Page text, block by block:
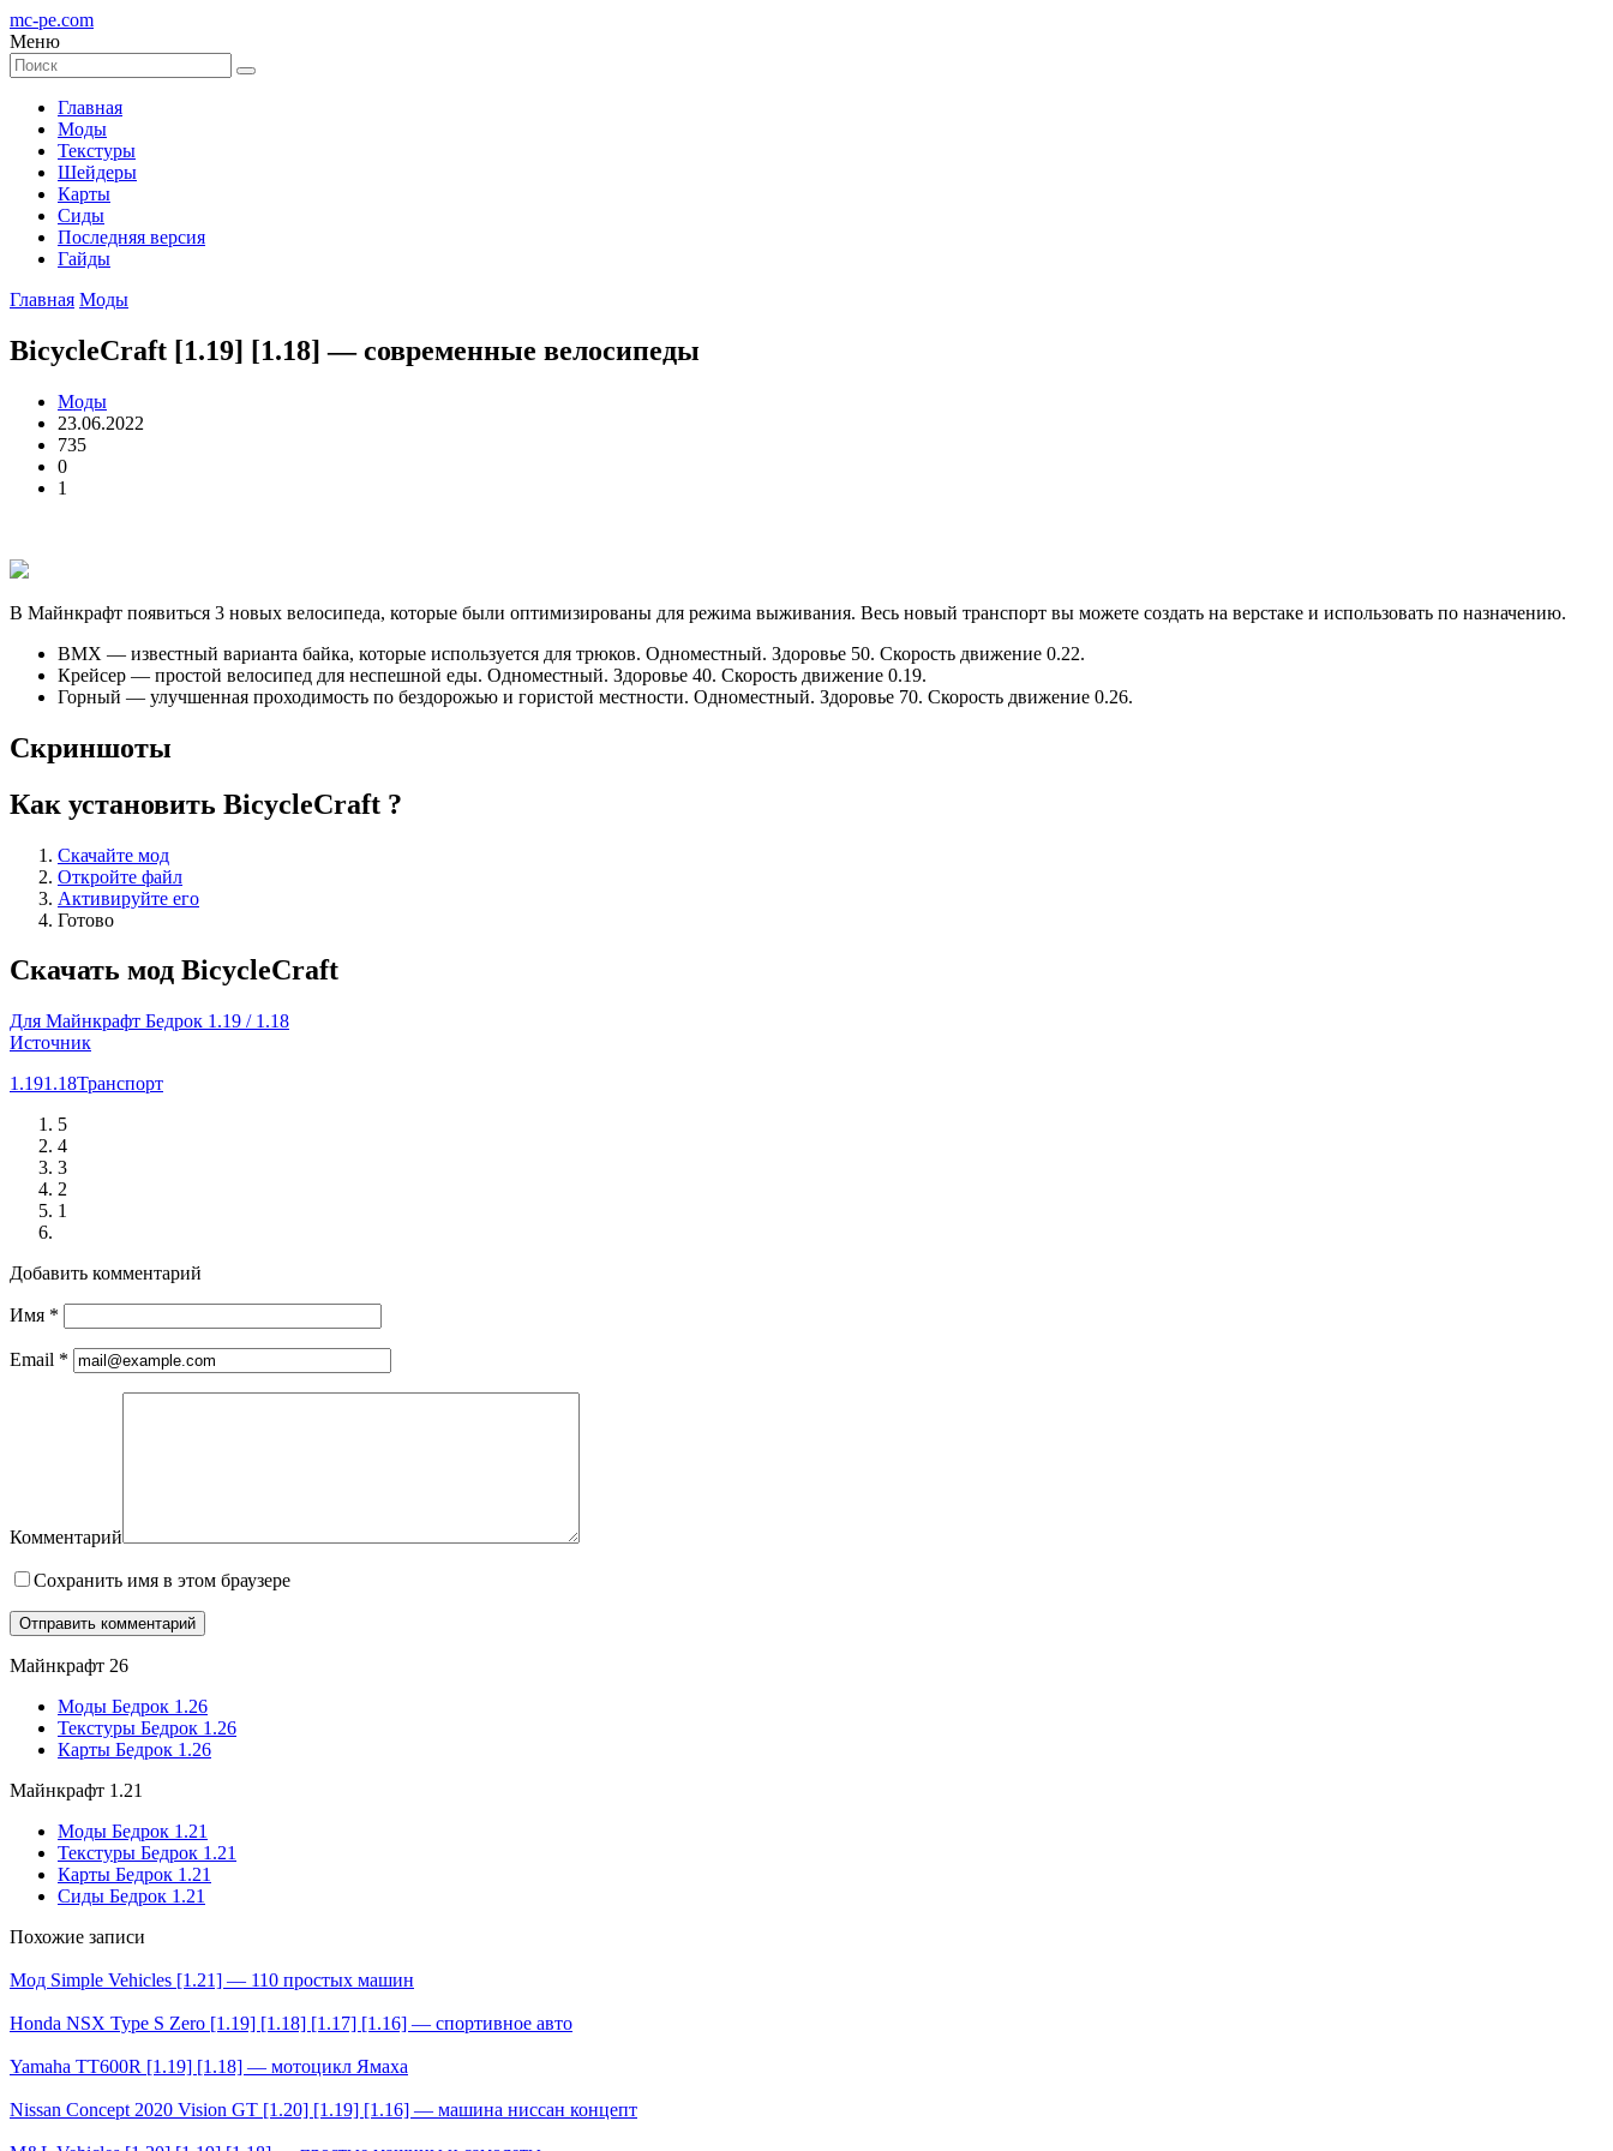
mc-pe.com
Меню
Главная
Моды
Текстуры
Шейдеры
Карты
Сиды
Последняя версия
Гайды
Главная Моды
BicycleCraft [1.19] [1.18] — современные велосипеды
Моды
23.06.2022
735
0
1
В Майнкрафт появиться 3 новых велосипеда, которые были оптимизированы для режима выживания. Весь новый транспорт вы можете создать на верстаке и использовать по назначению.
BMX — известный варианта байка, которые используется для трюков. Одноместный. Здоровье 50. Скорость движение 0.22.
Крейсер — простой велосипед для неспешной еды. Одноместный. Здоровье 40. Скорость движение 0.19.
Горный — улучшенная проходимость по бездорожью и гористой местности. Одноместный. Здоровье 70. Скорость движение 0.26.
Скриншоты
Как установить BicycleCraft ?
Скачайте мод
Откройте файл
Активируйте его
Готово
Скачать мод BicycleCraft
Для Майнкрафт Бедрок 1.19 / 1.18
Источник
1.191.18Транспорт
5
4
3
2
1
Добавить комментарий
Имя *
Email *
Комментарий
Сохранить имя в этом браузере
Майнкрафт 26
Моды Бедрок 1.26
Текстуры Бедрок 1.26
Карты Бедрок 1.26
Майнкрафт 1.21
Моды Бедрок 1.21
Текстуры Бедрок 1.21
Карты Бедрок 1.21
Сиды Бедрок 1.21
Похожие записи
Мод Simple Vehicles [1.21] — 110 простых машин
Honda NSX Type S Zero [1.19] [1.18] [1.17] [1.16] — спортивное авто
Yamaha TT600R [1.19] [1.18] — мотоцикл Ямаха
Nissan Concept 2020 Vision GT [1.20] [1.19] [1.16] — машина ниссан концепт